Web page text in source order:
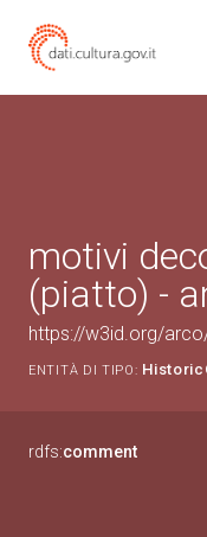
motivi
(piatto) -
https://w3id.org/
ENTITÀ DI TIPO:
rdfs:comment